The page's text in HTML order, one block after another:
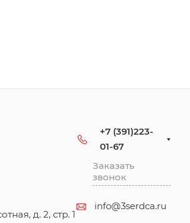
д. 2, стр. 1
+7 (391)223-
01-67
Заказать
звонок
info@3serdca.ru